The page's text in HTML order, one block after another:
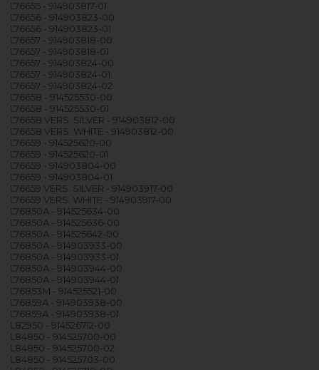
L76655 - 914903817-01
L76656 - 914903823-00
L76656 - 914903823-01
L76657 - 914903818-00
L76657 - 914903818-01
L76657 - 914903824-00
L76657 - 914903824-01
L76657 - 914903824-02
L76658 - 914525530-00
L76658 - 914525530-01
L76658 VERS. SILVER - 914903812-00
L76658 VERS. WHITE - 914903812-00
L76659 - 914525620-00
L76659 - 914525620-01
L76659 - 914903804-00
L76659 - 914903804-01
L76659 VERS. SILVER - 914903917-00
L76659 VERS. WHITE - 914903917-00
L76850A - 914525634-00
L76850A - 914525636-00
L76850A - 914525642-00
L76850A - 914903933-00
L76850A - 914903933-01
L76850A - 914903944-00
L76850A - 914903944-01
L76853M - 914525521-00
L76859A - 914903938-00
L76859A - 914903938-01
L82950 - 914526712-00
L84850 - 914525700-00
L84850 - 914525700-02
L84850 - 914525703-00